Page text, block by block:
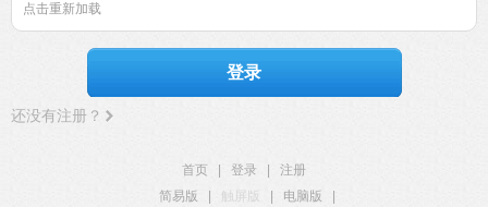
点击重新加载
登录
还没有注册？
首页 登录
注册
简易版
触屏版 电脑版